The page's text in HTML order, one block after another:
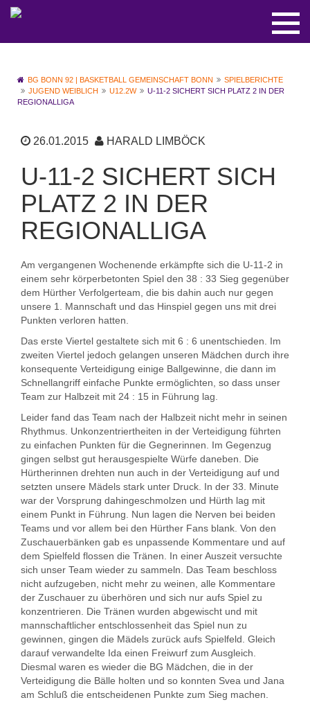
BG BONN 92 | BASKETBALL GEMEINSCHAFT BONN
SPIELBERICHTE
JUGEND WEIBLICH
U12.2W
U-11-2 SICHERT SICH PLATZ 2 IN DER
REGIONALLIGA
26.01.2015 HARALD LIMBÖCK
U-11-2 SICHERT SICH
PLATZ 2 IN DER
REGIONALLIGA
Am vergangenen Wochenende erkämpfte sich die U-11-2 in
einem sehr körperbetonten Spiel den 38 : 33 Sieg gegenüber
dem Hürther Verfolgerteam, die bis dahin auch nur gegen
unsere 1. Mannschaft und das Hinspiel gegen uns mit drei
Punkten verloren hatten.
Das erste Viertel gestaltete sich mit 6 : 6 unentschieden. Im
zweiten Viertel jedoch gelangen unseren Mädchen durch ihre
konsequente Verteidigung einige Ballgewinne, die dann im
Schnellangriff einfache Punkte ermöglichten, so dass unser
Team zur Halbzeit mit 24 : 15 in Führung lag.
Leider fand das Team nach der Halbzeit nicht mehr in seinen
Rhythmus. Unkonzentriertheiten in der Verteidigung führten
zu einfachen Punkten für die Gegnerinnen. Im Gegenzug
gingen selbst gut herausgespielte Würfe daneben. Die
Hürtherinnen drehten nun auch in der Verteidigung auf und
setzten unsere Mädels stark unter Druck. In der 33. Minute
war der Vorsprung dahingeschmolzen und Hürth lag mit
einem Punkt in Führung. Nun lagen die Nerven bei beiden
Teams und vor allem bei den Hürther Fans blank. Von den
Zuschauerbänken gab es unpassende Kommentare und auf
dem Spielfeld flossen die Tränen. In einer Auszeit versuchte
sich unser Team wieder zu sammeln. Das Team beschloss
nicht aufzugeben, nicht mehr zu weinen, alle Kommentare
der Zuschauer zu überhören und sich nur aufs Spiel zu
konzentrieren. Die Tränen wurden abgewischt und mit
mannschaftlicher entschlossenheit das Spiel nun zu
gewinnen, gingen die Mädels zurück aufs Spielfeld. Gleich
darauf verwandelte Ida einen Freiwurf zum Ausgleich.
Diesmal waren es wieder die BG Mädchen, die in der
Verteidigung die Bälle holten und so konnten Svea und Jana
am Schluß die entscheidenen Punkte zum Sieg machen.